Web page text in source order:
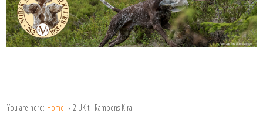
You are here: Home 2.UK til Rampens Kira